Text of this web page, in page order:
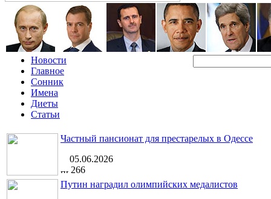
Новости
Главное
Сонник
Имена
Диеты
Статьи
Частный пансионат для престарелых в Одессе
05.06.2026
266
Путин наградил олимпийских медалистов